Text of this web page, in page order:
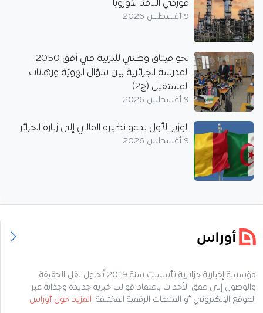
موردي النافثا لأوروبا
9 أغسطس 2026
نحو ميثاق وطني للتربية في أفق 2050..
المدرسة الجزائرية بين سؤال الهويّة ورهانات
المستقبل (ج2)
9 أغسطس 2026
الوزير الأول يدعو نظيره المالي إلى زيارة الجزائر
9 أغسطس 2026
مؤسسة إخبارية جزائرية تأسست سنة 2019 تُحاول نقل الحقيقة
والوصول إلى عمق الأحداث باعتماد قوالب خبرية جديدة وجذابة عبر
الموقع الإلكتروني أو المنصات الرقمية المختلفة. المزيد حول أوراس